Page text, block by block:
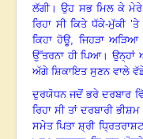
ਲੱਗੀ।ਉਹ ਸਭ ਮਿਲ ਕੇ
ਰਿਹਾ ਸੀ ਕਿਤੇ ਧੱਕੇ-ਮੁੱਕੀ
ਕਿਹਾ ਹੋਊ, ਜਿਹੜਾ ਅੜਿਆ
ਉੱਤਰਨਾ ਹੀ ਪਿਆ।ਉਨ੍ਹਾਂ
ਅੱਗੇ ਸ਼ਿਕਾਇਤ ਸੁਣਨ ਵਾਲੇ
ਦੁਰਯੋਧਨ ਜਦੋਂ ਭਰੇ ਦਰਬਾਰ
ਰਿਹਾ ਸੀ ਤਾਂ ਦਰਬਾਰੀ ਭੀਸ਼ਮ
ਸਮੇਤ ਪਿਤਾ ਸ਼੍ਰੀ